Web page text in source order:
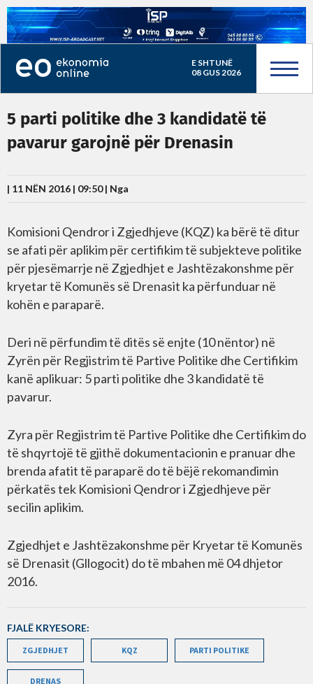
E SHTUNË
08 GUS 2026
5 parti politike dhe 3 kandidatë të
pavarur garojnë për Drenasin
| 11 NËN 2016 | 09:50 | Nga
Komisioni Qendror i Zgjedhjeve (KQZ) ka bërë të ditur
se afati për aplikim për certifikim të subjekteve politike
për pjesëmarrje në Zgjedhjet e Jashtëzakonshme për
kryetar të Komunës së Drenasit ka përfunduar në
kohën e paraparë.
Deri në përfundim të ditës së enjte (10 nëntor) në
Zyrën për Regjistrim të Partive Politike dhe Certifikim
kanë aplikuar: 5 parti politike dhe 3 kandidatë të
pavarur.
Zyra për Regjistrim të Partive Politike dhe Certifikim do
të shqyrtojë të gjithë dokumentacionin e pranuar dhe
brenda afatit të paraparë do të bëjë rekomandimin
përkatës tek Komisioni Qendror i Zgjedhjeve për
secilin aplikim.
Zgjedhjet e Jashtëzakonshme për Kryetar të Komunës
së Drenasit (Gllogocit) do të mbahen më 04 dhjetor
2016.
FJALË KRYESORE:
ZGJEDHJET KQZ PARTI POLITIKE
DRENAS